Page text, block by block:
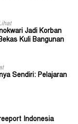
Jadi Korban
Kuli Bangunan
Sendiri: Pelajaran
Indonesia